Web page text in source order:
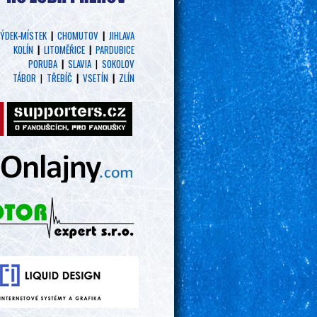
MÍSTEK| CHOMUTOV | JIHLAVA
KOLÍN | LITOMĚŘICE | PARDUBICE
PORUBA | SLAVIA | SOKOLOV
TÁBOR | TŘEBÍČ | VSETÍN | ZLÍN